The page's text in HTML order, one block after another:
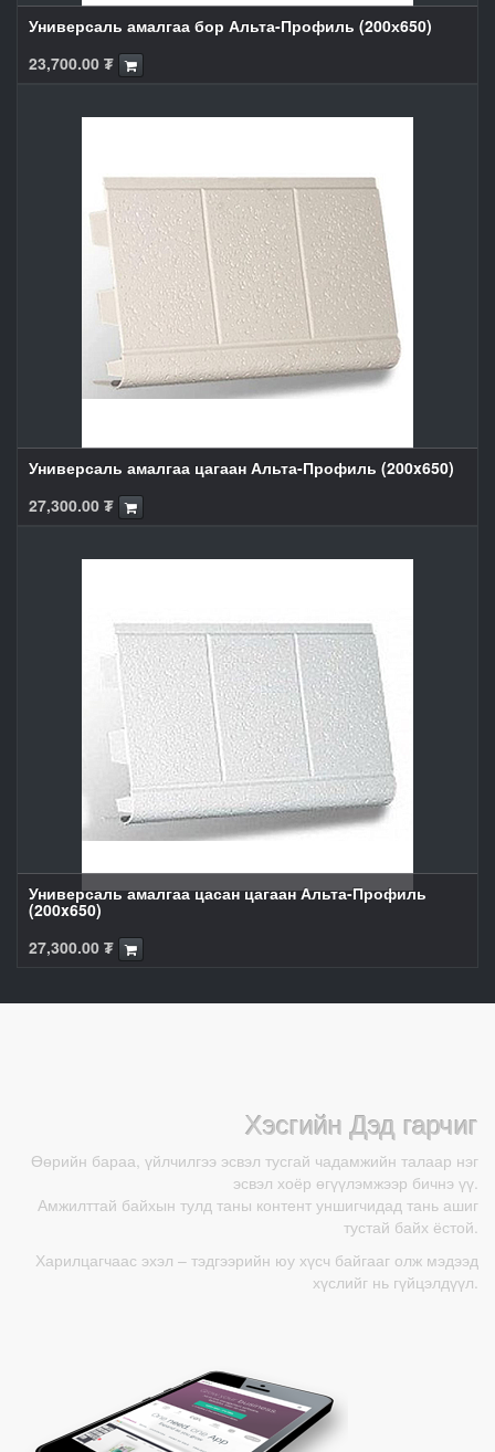
Универсаль амалгаа бор Альта-Профиль (200х650)
23,700.00 ₮
Универсаль амалгаа цагаан Альта-Профиль (200x650)
27,300.00 ₮
Универсаль амалгаа цасан цагаан Альта-Профиль
(200x650)
27,300.00 ₮
Хэсгийн Дэд гарчиг
Өөрийн бараа, үйлчилгээ эсвэл тусгай чадамжийн талаар нэг
эсвэл хоёр өгүүлэмжээр бичнэ үү.
Амжилттай байхын тулд таны контент уншигчидад тань ашиг
тустай байх ёстой.
Харилцагчаас эхэл – тэдгээрийн юу хүсч байгааг олж мэдээд
хүслийг нь гүйцэлдүүл.